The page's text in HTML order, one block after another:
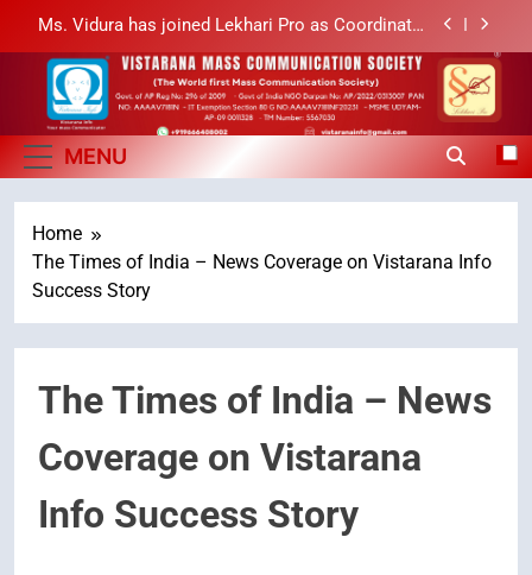
Sabarimala Issue… Questions on Judgments and
శబరిమల అంశం… తీర్పులపై సందేహాలు, సమాజంలో చర్చలు
లేఖరి ప్రో సంస్థలో చేరిన విదుర
Ms. Vidura has joined Lekhari Pro as Coordinator
(Communication)
Sabarimala Issue… Questions on Judgments and
Public Debate
శబరిమల అంశం… తీర్పులపై సందేహాలు, సమాజంలో చర్చలు
Vistarana Mass
Communication Society
MENU
Home
The Times of India – News Coverage on Vistarana Info
Success Story
The Times of India – News
Coverage on Vistarana
Info Success Story